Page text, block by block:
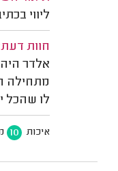
ליווי
חוות
אלדר היה
מתחילה
לו שהכל
איכות 10